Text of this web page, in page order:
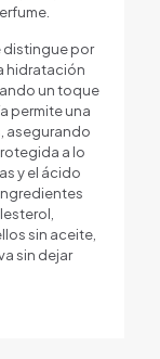
distingue por
hidratación
un toque
permite una
asegurando
a lo
y el ácido
sin aceite,
sin dejar